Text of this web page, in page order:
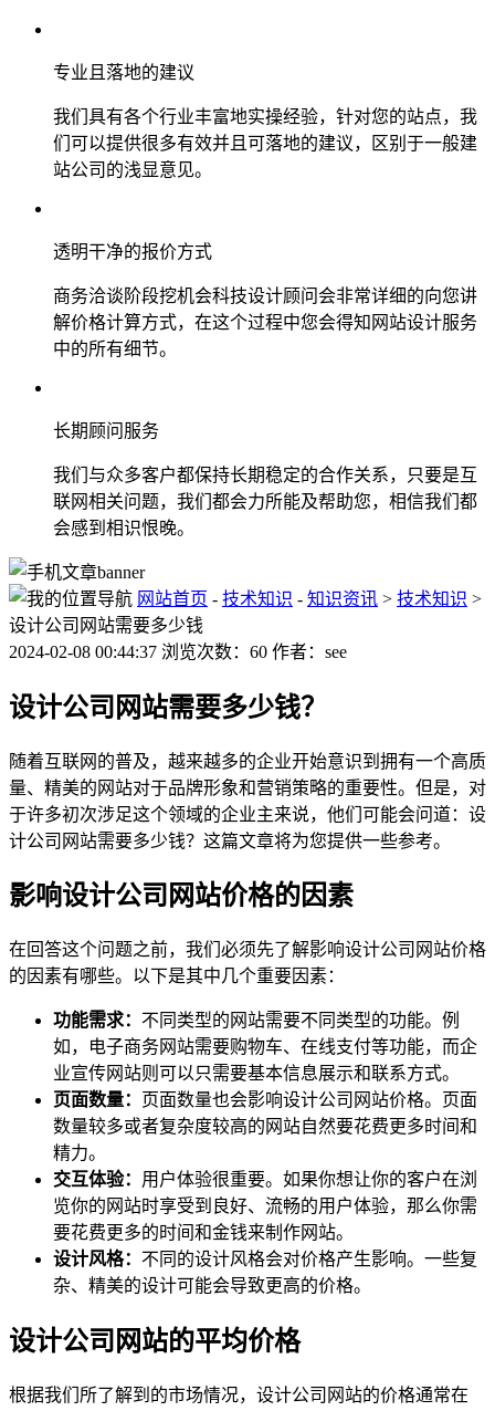
专业且落地的建议
我们具有各个行业丰富地实操经验，针对您的站点，我
们可以提供很多有效并且可落地的建议，区别于一般建
站公司的浅显意见。
透明干净的报价方式
商务洽谈阶段挖机会科技设计顾问会非常详细的向您讲
解价格计算方式，在这个过程中您会得知网站设计服务
中的所有细节。
长期顾问服务
我们与众多客户都保持长期稳定的合作关系，只要是互
联网相关问题，我们都会力所能及帮助您，相信我们都
会感到相识恨晚。
网站首页 - 技术知识 - 知识资讯 > 技术知识 >
设计公司网站需要多少钱
2024-02-08 00:44:37 浏览次数：60 作者：see
设计公司网站需要多少钱？
随着互联网的普及，越来越多的企业开始意识到拥有一个高质
量、精美的网站对于品牌形象和营销策略的重要性。但是，对
于许多初次涉足这个领域的企业主来说，他们可能会问道：设
计公司网站需要多少钱？这篇文章将为您提供一些参考。
影响设计公司网站价格的因素
在回答这个问题之前，我们必须先了解影响设计公司网站价格
的因素有哪些。以下是其中几个重要因素：
功能需求： 不同类型的网站需要不同类型的功能。例
如，电子商务网站需要购物车、在线支付等功能，而企
业宣传网站则可以只需要基本信息展示和联系方式。
页面数量： 页面数量也会影响设计公司网站价格。页面
数量较多或者复杂度较高的网站自然要花费更多时间和
精力。
交互体验： 用户体验很重要。如果你想让你的客户在浏
览你的网站时享受到良好、流畅的用户体验，那么你需
要花费更多的时间和金钱来制作网站。
设计风格： 不同的设计风格会对价格产生影响。一些复
杂、精美的设计可能会导致更高的价格。
设计公司网站的平均价格
根据我们所了解到的市场情况，设计公司网站的价格通常在